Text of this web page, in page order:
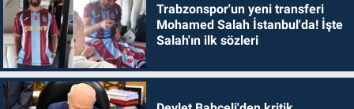
Trabzonspor'un yeni transferi
Mohamed Salah İstanbul'da! İşte
Salah'ın ilk sözleri